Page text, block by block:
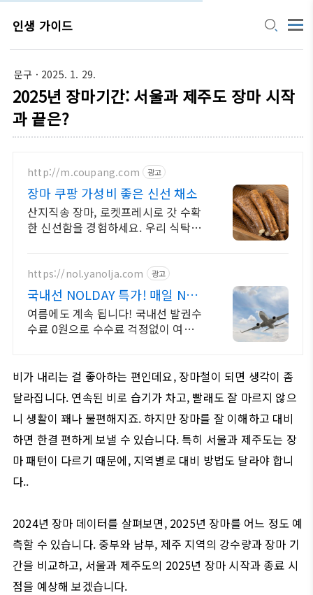
인생 가이드
문구 · 2025. 1. 29.
2025년 장마기간: 서울과 제주도 장마 시작
과 끝은?
http://m.coupang.com 광고
장마 쿠팡 가성비 좋은 신선 채소
산지직송 장마, 로켓프레시로 갓 수확
한 신선함을 경험하세요. 우리 식탁 신
https://nol.yanolja.com 광고
국내선 NOLDAY 특가! 매일 NOL
DRAW 추첨!
여름에도 계속 됩니다! 국내선 발권수
수료 0원으로 수수료 걱정없이 여행
비가 내리는 걸 좋아하는 편인데요, 장마철이 되면 생각이 좀
달라집니다. 연속된 비로 습기가 차고, 빨래도 잘 마르지 않으
니 생활이 꽤나 불편해지죠. 하지만 장마를 잘 이해하고 대비
하면 한결 편하게 보낼 수 있습니다. 특히 서울과 제주도는 장
마 패턴이 다르기 때문에, 지역별로 대비 방법도 달라야 합니
다..
2024년 장마 데이터를 살펴보면, 2025년 장마를 어느 정도 예
측할 수 있습니다. 중부와 남부, 제주 지역의 강수량과 장마 기
간을 비교하고, 서울과 제주도의 2025년 장마 시작과 종료 시
점을 예상해 보겠습니다.